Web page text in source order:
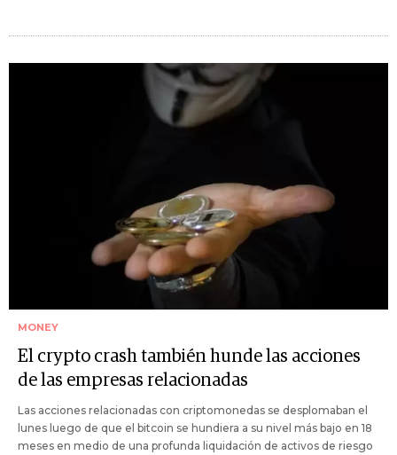
MONEY
El crypto crash también hunde las acciones
de las empresas relacionadas
Las acciones relacionadas con criptomonedas se desplomaban el
lunes luego de que el bitcoin se hundiera a su nivel más bajo en 18
meses en medio de una profunda liquidación de activos de riesgo